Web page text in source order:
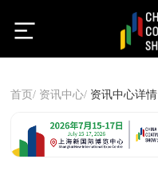
首页/ 资讯中心/ 资讯中心详情